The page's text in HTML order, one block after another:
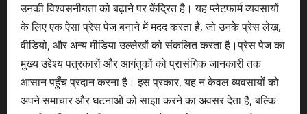
उनकी विश्वसनीयता को बढ़ाने पर केंद्रित है। यह प्लेटफार्म व्यवसायों
के लिए एक ऐसा प्रेस पेज बनाने में मदद करता है, जो उनके प्रेस लेख,
वीडियो, और अन्य मीडिया उल्लेखों को संकलित करता है।प्रेस पेज का
मुख्य उद्देश्य पत्रकारों और आगंतुकों को प्रासंगिक जानकारी तक
आसान पहुँच प्रदान करना है। इस प्रकार, यह न केवल व्यवसायों को
अपने समाचार और घटनाओं को साझा करने का अवसर देता है, बल्कि